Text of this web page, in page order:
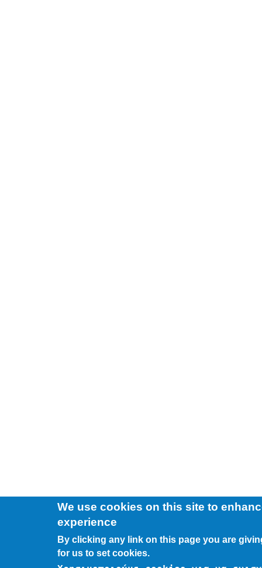
We use cookies on this site to
experience
By clicking any link on this page you are
for us to set cookies.